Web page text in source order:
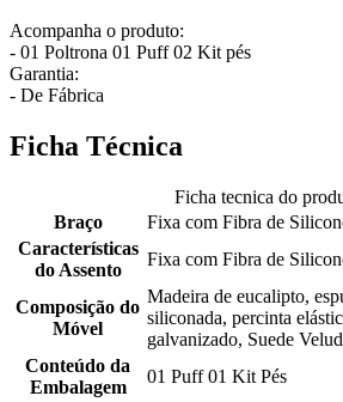
Acompanha o produto:
- 01 Poltrona 01 Puff 02 Kit pés
Garantia:
- De Fábrica
Ficha Técnica
Ficha tecnica do
Braço
Fixa com Fibra de
Características
do Assento
Fixa com Fibra de
Composição do
Móvel
Madeira de eucalipto,
siliconada, percinta
galvanizado, Suede
Conteúdo da
Embalagem
01 Puff 01 Kit Pés